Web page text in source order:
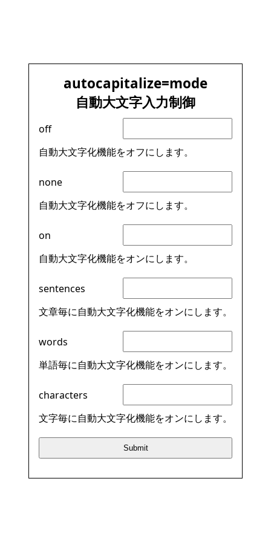
autocapitalize=mode
自動大文字入力制御
off
自動大文字化機能をオフにします。
none
自動大文字化機能をオフにします。
on
自動大文字化機能をオンにします。
sentences
文章毎に自動大文字化機能をオンにします。
words
単語毎に自動大文字化機能をオンにします。
characters
文字毎に自動大文字化機能をオンにします。
Submit